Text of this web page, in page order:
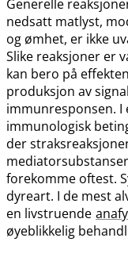
Generelle
nedsatt matlyst,
og ømhet, er ikke
Slike reaksjoner er
kan bero på
produksjon av
immunresponsen.
immunologisk
der
forekomme oftest.
dyreart. I de mest
en livstruende
øyeblikkelig